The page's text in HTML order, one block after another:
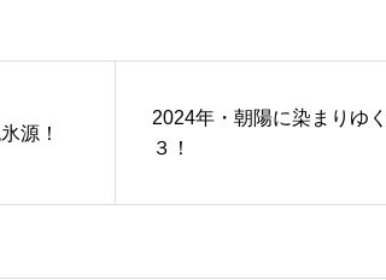
源！
2024年・朝陽に染まりゆ
３！